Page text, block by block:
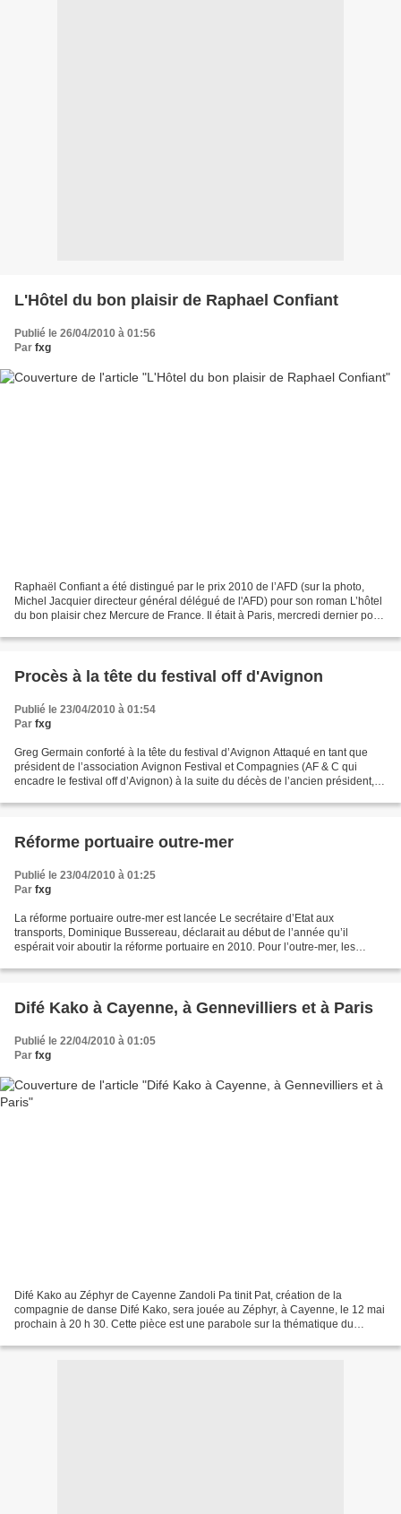
L'Hôtel du bon plaisir de Raphael Confiant
Publié le 26/04/2010 à 01:56
Par fxg
Raphaël Confiant a été distingué par le prix 2010 de l’AFD (sur la photo,
Michel Jacquier directeur général délégué de l'AFD) pour son roman L’hôtel
du bon plaisir chez Mercure de France. Il était à Paris, mercredi dernier pour
Procès à la tête du festival off d'Avignon
Publié le 23/04/2010 à 01:54
Par fxg
Greg Germain conforté à la tête du festival d’Avignon Attaqué en tant que
président de l’association Avignon Festival et Compagnies (AF & C qui
encadre le festival off d’Avignon) à la suite du décès de l’ancien président,
Réforme portuaire outre-mer
Publié le 23/04/2010 à 01:25
Par fxg
La réforme portuaire outre-mer est lancée Le secrétaire d’Etat aux
transports, Dominique Bussereau, déclarait au début de l’année qu’il
espérait voir aboutir la réforme portuaire en 2010. Pour l’outre-mer, les
Difé Kako à Cayenne, à Gennevilliers et à Paris
Publié le 22/04/2010 à 01:05
Par fxg
Difé Kako au Zéphyr de Cayenne Zandoli Pa tinit Pat, création de la
compagnie de danse Difé Kako, sera jouée au Zéphyr, à Cayenne, le 12 mai
prochain à 20 h 30. Cette pièce est une parabole sur la thématique du